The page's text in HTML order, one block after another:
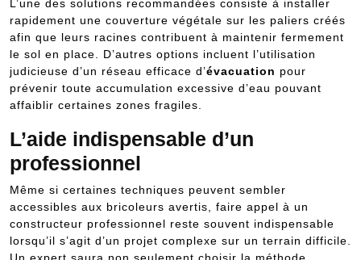
L’une des solutions recommandées consiste à installer
rapidement une couverture végétale sur les paliers créés
afin que leurs racines contribuent à maintenir fermement
le sol en place. D’autres options incluent l’utilisation
judicieuse d’un réseau efficace d’évacuation pour
prévenir toute accumulation excessive d’eau pouvant
affaiblir certaines zones fragiles.
L’aide indispensable d’un
professionnel
Même si certaines techniques peuvent sembler
accessibles aux bricoleurs avertis, faire appel à un
constructeur professionnel reste souvent indispensable
lorsqu’il s’agit d’un projet complexe sur un terrain difficile.
Un expert saura non seulement choisir la méthode